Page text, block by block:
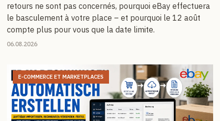
retours ne sont pas concernés, pourquoi eBay effectuera
le basculement à votre place – et pourquoi le 12 août
compte plus pour vous que la date limite.
06.08.2026
E-COMMERCE ET MARKETPLACES